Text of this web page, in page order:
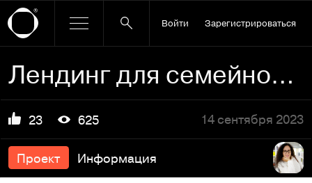
Войти Зарегистрироваться
Лендинг для семейного производства
23 625 14 сентября 2023
Проект Информация